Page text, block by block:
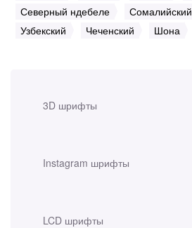
3D шрифты
Instagram шрифты
LCD шрифты
Северный ндебеле
Сомалийский
Узбекский
Чеченский Шона